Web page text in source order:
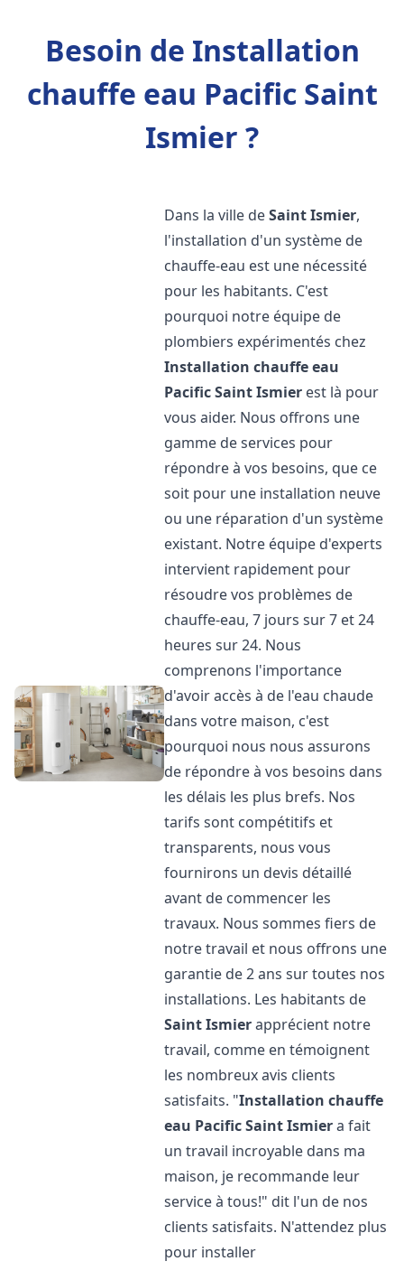
Besoin de Installation
chauffe eau Pacific Saint
Ismier ?
Dans la ville deSaint Ismier,
l'installation d'un système de
chauffe-eau est une nécessité
pour les habitants. C'est
pourquoi notre équipe de
plombiers expérimentés chez
Installation chauffe eau
PacificSaint Ismier est là pour
vous aider. Nous offrons une
gamme de services pour
répondre à vos besoins, que ce
soit pour une installation neuve
ou une réparation d'un système
existant. Notre équipe d'experts
intervient rapidement pour
résoudre vos problèmes de
chauffe-eau, 7 jours sur 7 et 24
heures sur 24. Nous
comprenons l'importance
d'avoir accès à de l'eau chaude
dans votre maison, c'est
pourquoi nous nous assurons
de répondre à vos besoins dans
les délais les plus brefs. Nos
tarifs sont compétitifs et
transparents, nous vous
fournirons un devis détaillé
avant de commencer les
travaux. Nous sommes fiers de
notre travail et nous offrons une
garantie de 2 ans sur toutes nos
installations. Les habitants de
Saint Ismierapprécient notre
travail, comme en témoignent
les nombreux avis clients
satisfaits. "Installation chauffe
eau PacificSaint Ismiera fait
un travail incroyable dans ma
maison, je recommande leur
service à tous!" dit l'un de nos
clients satisfaits. N'attendez plus
pour installer